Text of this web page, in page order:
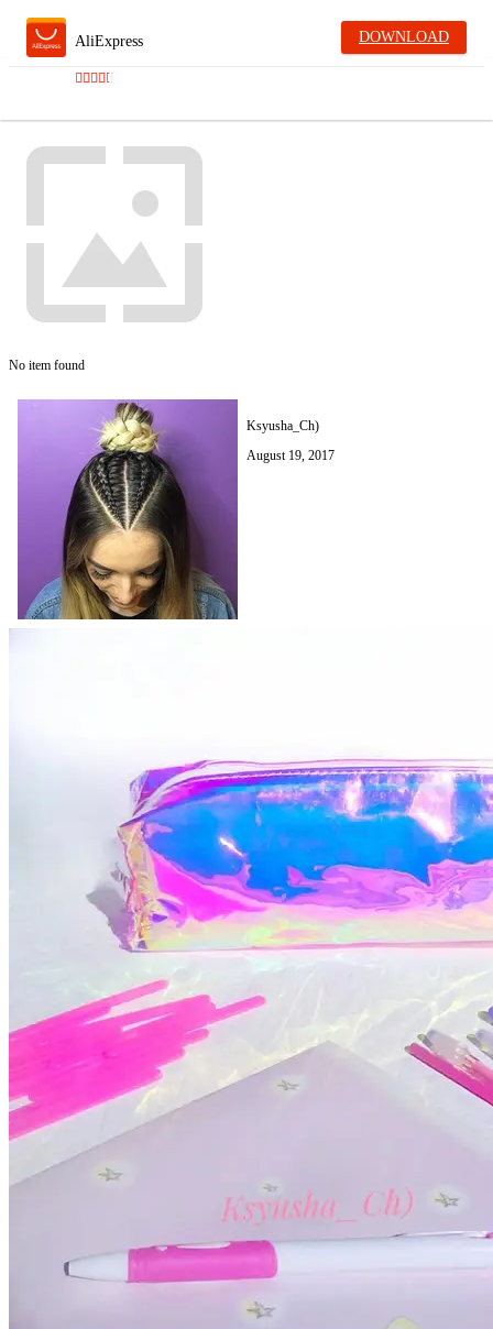
AliExpress DOWNLOAD
No item found
Ksyusha_Ch)
August 19, 2017